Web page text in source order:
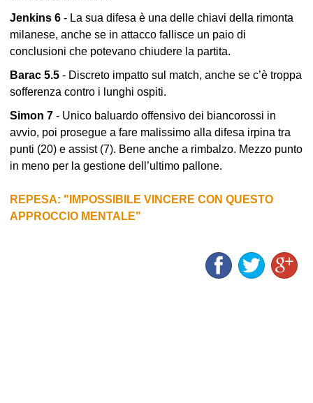
Jenkins 6 - La sua difesa è una delle chiavi della rimonta
milanese, anche se in attacco fallisce un paio di
conclusioni che potevano chiudere la partita.
Barac 5.5 - Discreto impatto sul match, anche se c’è troppa
sofferenza contro i lunghi ospiti.
Simon 7 - Unico baluardo offensivo dei biancorossi in
avvio, poi prosegue a fare malissimo alla difesa irpina tra
punti (20) e assist (7). Bene anche a rimbalzo. Mezzo punto
in meno per la gestione dell’ultimo pallone.
REPESA: "IMPOSSIBILE VINCERE CON QUESTO
APPROCCIO MENTALE"